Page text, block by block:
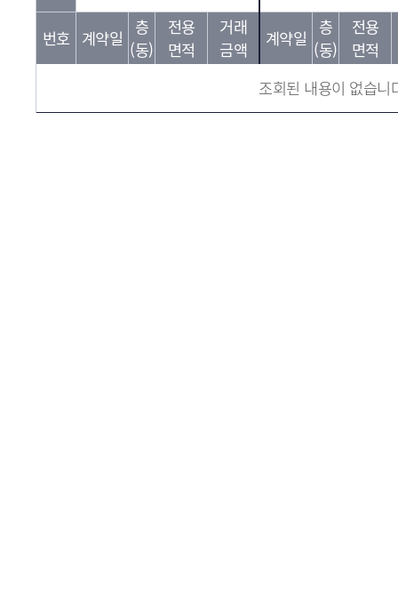
번호 계약일
층
(동)
전용
면적
거래
금액
계약일
층
(동)
전용
면적
조회된 내용이 없습니